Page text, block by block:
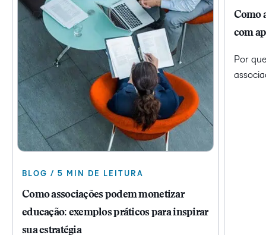
BLOG / 5 MIN DE LEITURA
Como associações podem monetizar
educação: exemplos práticos para inspirar
sua estratégia
Como
com
Por